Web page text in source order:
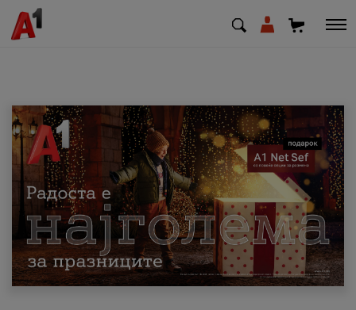
МК EN SQ
Приватни Деловни
Поддршка